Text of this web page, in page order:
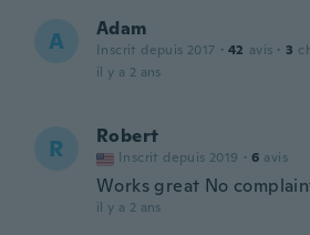
A Adam
Inscrit depuis 2017 · 42 avis · 3
il y a 2 ans
R Robert
Inscrit depuis 2019 · 6 avis
Works great No
il y a 2 ans